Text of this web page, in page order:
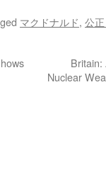
マクドナルド, 公
Britain:
Nuclear